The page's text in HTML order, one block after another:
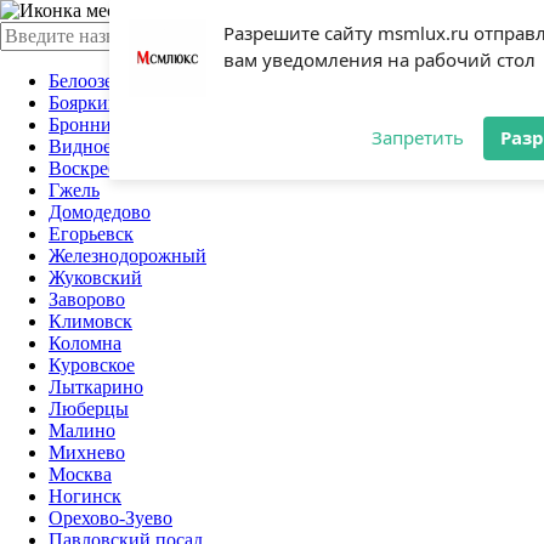
Разрешите сайту msmlux.ru
вам уведомления на рабочий стол
Запретить
Белоозерский
Бояркино
Бронницы
Видное
Воскресенск
Гжель
Домодедово
Егорьевск
Железнодорожный
Жуковский
Заворово
Климовск
Коломна
Куровское
Лыткарино
Люберцы
Малино
Михнево
Москва
Ногинск
Орехово-Зуево
Павловский посад